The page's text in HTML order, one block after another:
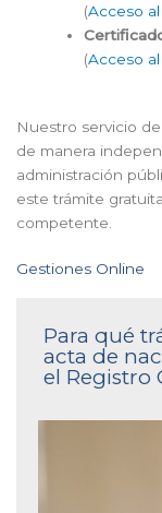
(Acceso
(Acceso
Nuestro servicio
de manera
administración
este trámite
competente.
Gestiones Online
Para qué
acta de
el Registro